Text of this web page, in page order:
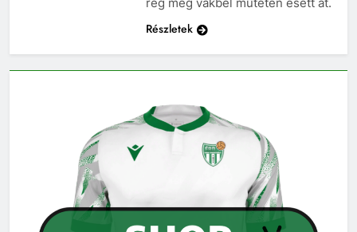
Részletek